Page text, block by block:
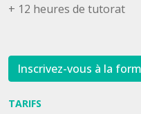
+ 12 heures de tutorat
Inscrivez-vous à la
TARIFS